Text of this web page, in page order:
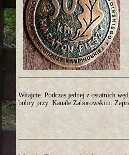
Witajcie. Podczas jednej z ostatnich
bobry przy Kanale Zaborowskim.